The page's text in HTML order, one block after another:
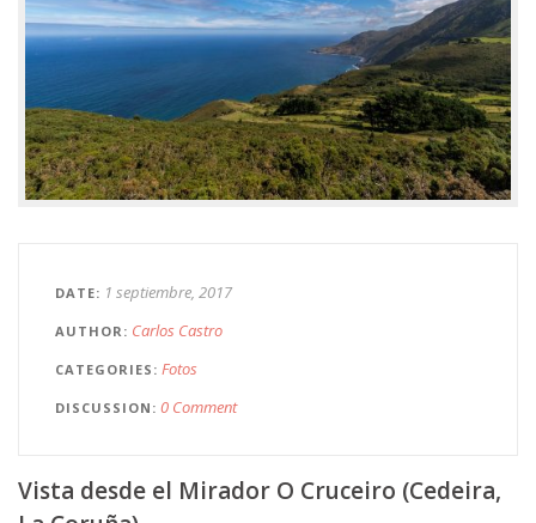
DATE 1 septiembre, 2017
AUTHOR Carlos Castro
CATEGORIES Fotos
DISCUSSION 0 Comment
Vista desde el Mirador O Cruceiro (Cedeira,